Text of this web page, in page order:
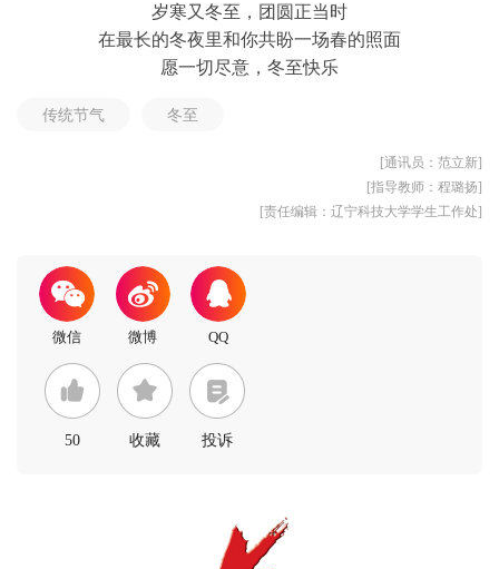
岁寒又冬至，团圆正当时
在最长的冬夜里和你共盼一场春的照面
愿一切尽意，冬至快乐
传统节气 冬至
[通讯员：范立新]
[指导教师：程璐扬]
[责任编辑：辽宁科技大学学生工作处]
50 收藏 投诉